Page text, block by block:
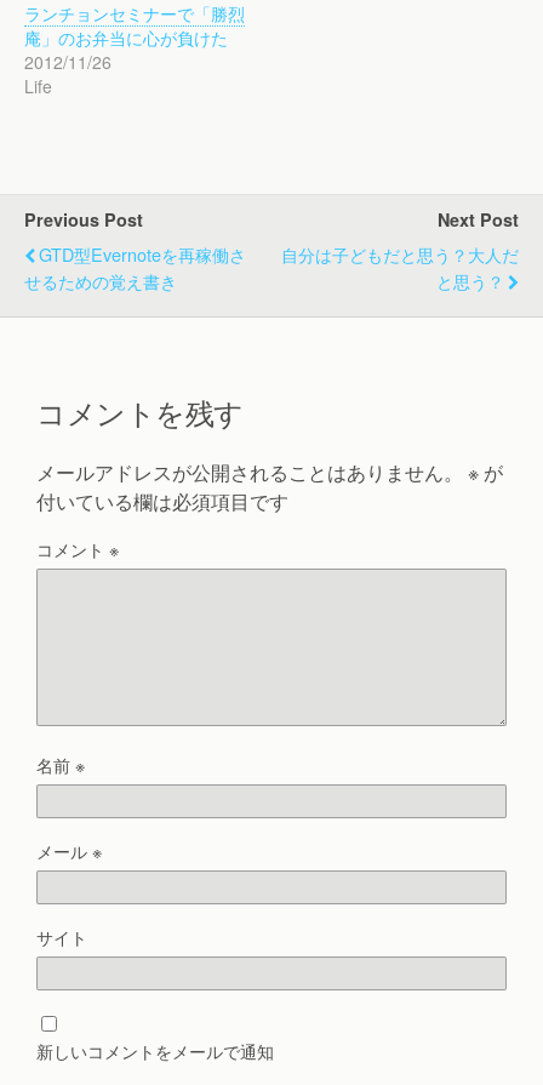
ランチョンセミナーで「勝烈
庵」のお弁当に心が負けた
2012/11/26
Life
Previous Post
GTD型Evernoteを再稼働さ
せるための覚え書き
Next Post
自分は子どもだと思う？大人だ
と思う？
コメントを残す
メールアドレスが公開されることはありません。 ※ が
付いている欄は必須項目です
コメント ※
名前※
メール※
サイト
新しいコメントをメールで通知